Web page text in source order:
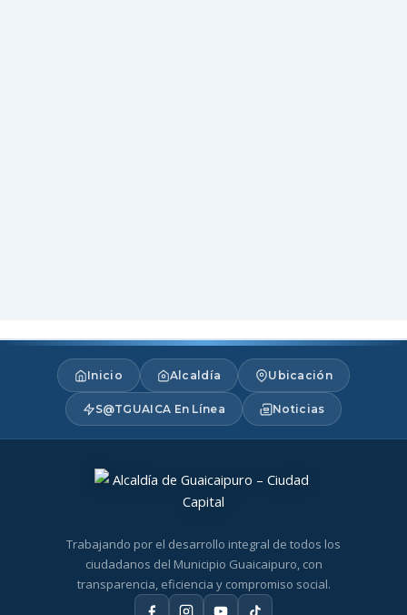
Inicio Alcaldía Ubicación
S@TGUAICA En Línea Noticias
Trabajando por el desarrollo integral de todos los
ciudadanos del Municipio Guaicaipuro, con
transparencia, eficiencia y compromiso social.